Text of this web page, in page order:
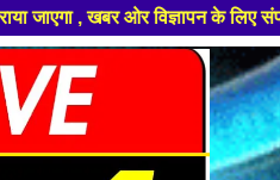
ओर विज्ञापन के लिए संपर्क करे